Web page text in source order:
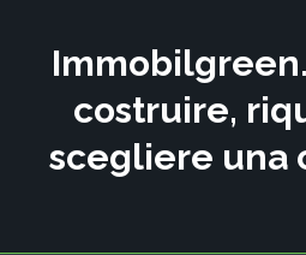
costruire,
scegliere una